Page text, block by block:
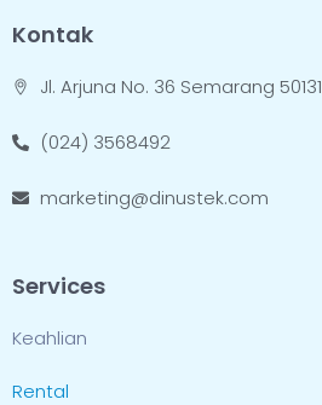
Kontak
Jl. Arjuna No. 36 Semarang 50131
(024) 3568492
marketing@dinustek.com
Services
Keahlian
Rental